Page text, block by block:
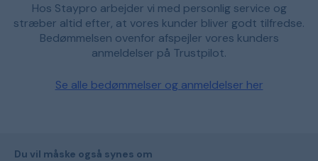
Hos Staypro arbejder vi med personlig service og
stræber altid efter, at vores kunder bliver godt tilfredse.
Bedømmelsen ovenfor afspejler vores kunders
anmeldelser på Trustpilot.
Se alle bedømmelser og anmeldelser her
Du vil måske også synes om